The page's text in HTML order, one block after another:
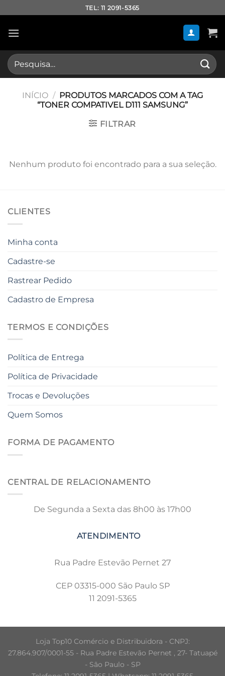
to
content
TEL: 11 2091-5365
Pesquisar
por:
INÍCIO / PRODUTOS MARCADOS COM A TAG
“TONER COMPATIVEL D111 SAMSUNG”
FILTRAR
Nenhum produto foi encontrado para a sua seleção.
CLIENTES
Minha conta
Cadastre-se
Rastrear Pedido
Cadastro de Empresa
TERMOS E CONDIÇÕES
Política de Entrega
Política de Privacidade
Trocas e Devoluções
Quem Somos
FORMA DE PAGAMENTO
CENTRAL DE RELACIONAMENTO
De Segunda a Sexta das 8h00 às 17h00
Rua Padre Estevão Pernet 27
CEP 03315-000 São Paulo SP
11 2091-5365
Loja Top10 Comércio e Distribuidora - CNPJ:
27.864.907/0001-55 - Rua Padre Estevão Pernet , 27- Tatuapé
- São Paulo - SP